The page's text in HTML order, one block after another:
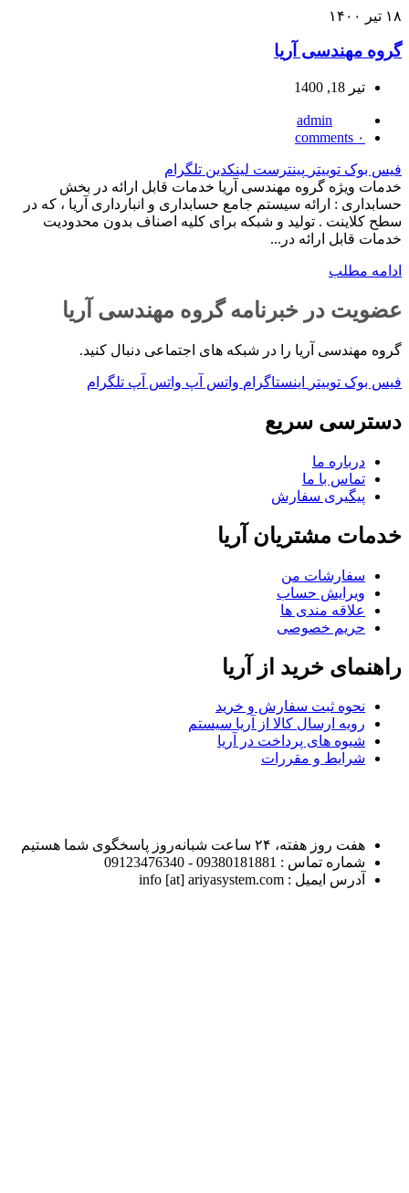
۱۸ تیر ۱۴۰۰
گروه مهندسی آریا
تیر 18, 1400
admin
۰ comments
فیس بوک توییتر پینترست لینکدین تلگرام
خدمات ویژه گروه مهندسی آریا خدمات قابل ارائه در بخش
حسابداری : ارائه سیستم جامع حسابداری و انبارداری آریا ، که در
سطح کلاینت . تولید و شبکه برای کلیه اصناف بدون محدودیت
خدمات قابل ارائه در...
ادامه مطلب
عضویت در خبرنامه گروه مهندسی آریا
گروه مهندسی آریا را در شبکه های اجتماعی دنبال کنید.
فیس بوک توییتر اینستاگرام واتس آپ واتس آپ تلگرام
دسترسی سریع
درباره ما
تماس با ما
پیگیری سفارش
خدمات مشتریان آریا
سفارشات من
ویرایش حساب
علاقه مندی ها
حریم خصوصی
راهنمای خرید از آریا
نحوه ثبت سفارش و خرید
رویه ارسال کالا از آریا سیستم
شیوه های پرداخت در آریا
شرایط و مقررات
هفت روز هفته، ۲۴ ساعت شبانه‌روز پاسخگوی شما هستیم
شماره تماس : 09380181881 - 09123476340
آدرس ایمیل : info [at] ariyasystem.com